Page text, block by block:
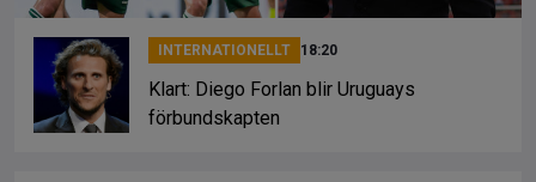
INTERNATIONELLT 18:20
Klart: Diego Forlan blir Uruguays
förbundskapten